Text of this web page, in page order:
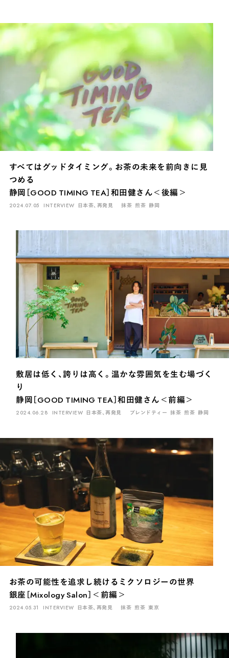
すべてはグッドタイミング。お茶の未来を前向きに見
つめる
静岡［GOOD TIMING TEA］和田健さん＜後編＞
2024.07.05 INTERVIEW 日本茶、再発見 抹茶 煎茶 静岡
敷居は低く、誇りは高く。温かな雰囲気を生む場づく
り
静岡［GOOD TIMING TEA］和田健さん＜前編＞
2024.06.28 INTERVIEW 日本茶、再発見 ブレンドティー 抹茶 煎茶 静岡
お茶の可能性を追求し続けるミクソロジーの世界
銀座［Mixology Salon］＜前編＞
2024.05.31 INTERVIEW 日本茶、再発見 抹茶 煎茶 東京